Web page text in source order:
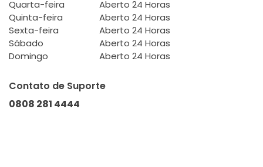
Quarta-feira
Aberto 24 Horas
Quinta-feira
Aberto 24 Horas
Sexta-feira
Aberto 24 Horas
Sábado
Aberto 24 Horas
Domingo
Aberto 24 Horas
Contato de Suporte
0808 281 4444